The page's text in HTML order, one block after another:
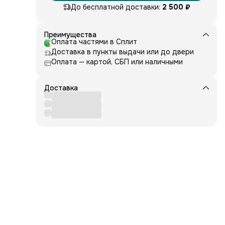
До бесплатной доставки: 2 500 ₽
Преимущества
Оплата частями в Сплит
Доставка в пункты выдачи или до двери
Оплата — картой, СБП или наличными
Доставка